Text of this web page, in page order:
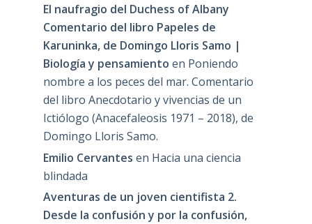
El naufragio del Duchess of Albany
Comentario del libro Papeles de
Karuninka, de Domingo Lloris Samo |
Biología y pensamiento en Poniendo
nombre a los peces del mar. Comentario
del libro Anecdotario y vivencias de un
Ictiólogo (Anacefaleosis 1971 – 2018), de
Domingo Lloris Samo.
Emilio Cervantes en Hacia una ciencia
blindada
Aventuras de un joven cientifista 2.
Desde la confusión y por la confusión,